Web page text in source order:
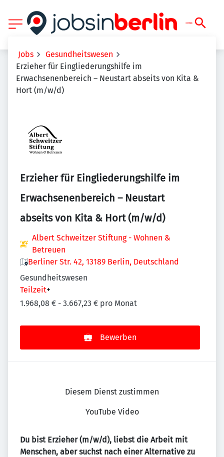
Jobs
Gesundheitswesen
Erzieher für Eingliederungshilfe im
Erwachsenenbereich – Neustart abseits von Kita &
Hort (m/w/d)
Erzieher für Eingliederungshilfe im
Erwachsenenbereich – Neustart
abseits von Kita & Hort (m/w/d)
Albert Schweitzer Stiftung - Wohnen &
Betreuen
Berliner Str. 42, 13189 Berlin, Deutschland
Gesundheitswesen
Teilzeit+
1.968,08 € - 3.667,23 € pro Monat
Bewerben
Diesem Dienst zustimmen
YouTube Video
Du bist Erzieher (m/w/d), liebst die Arbeit mit
Menschen, aber suchst nach einer Alternative zu